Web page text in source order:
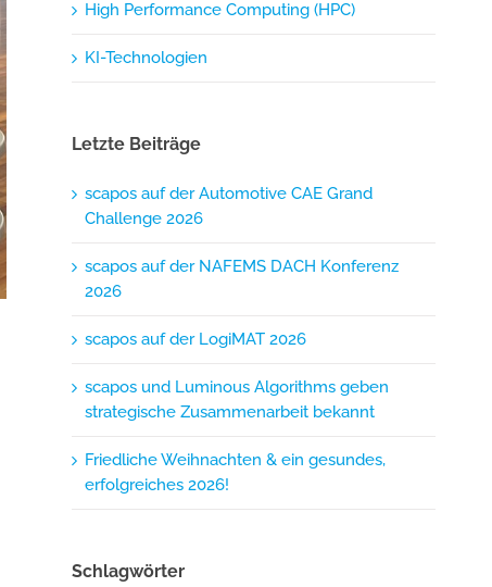
High Performance Computing (HPC)
KI-Technologien
Letzte Beiträge
scapos auf der Automotive CAE Grand
Challenge 2026
scapos auf der NAFEMS DACH Konferenz
2026
scapos auf der LogiMAT 2026
scapos und Luminous Algorithms geben
strategische Zusammenarbeit bekannt
Friedliche Weihnachten & ein gesundes,
erfolgreiches 2026!
Schlagwörter